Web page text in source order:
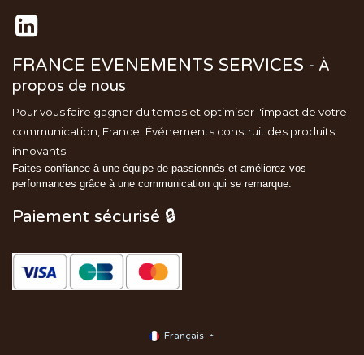
FRANCE EVENEMENTS SERVICES - À
propos de nous
Pour vous faire gagner du temps et optimiser l'impact de votre
communication, France Événements construit des produits
innovants.
Faites confiance à une équipe de passionnés et améliorez vos
performances grâce à une communication qui se remarque.
Paiement sécurisé 🔒
Français